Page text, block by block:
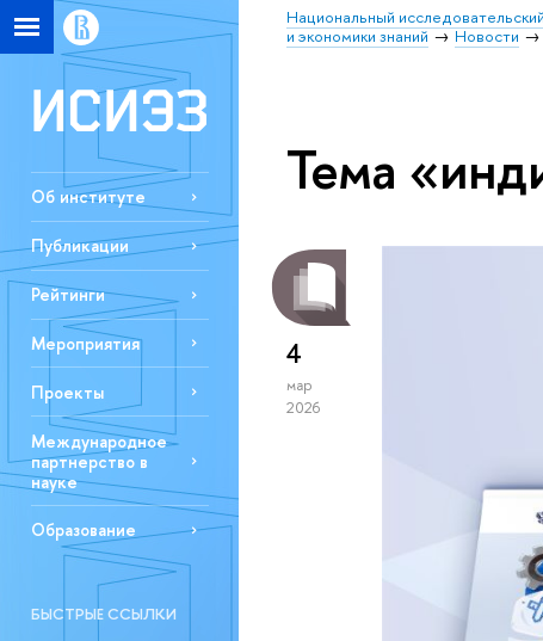
Национальный
и экономики знаний
Новости
Об институте
Публикации
Рейтинги
Мероприятия
Проекты
Международное
партнерство в
науке
Образование
БЫСТРЫЕ ССЫЛКИ
Тема
4
мар
2026